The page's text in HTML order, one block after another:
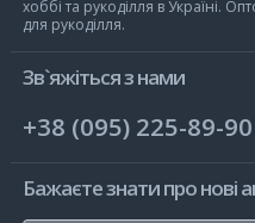
хоббі та рукоділля в Україні.
для рукоділля.
Зв`яжіться з нами
+38 (095) 225-89-90
Бажаєте знати про нові